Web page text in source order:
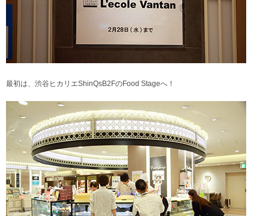
最初は、渋谷ヒカリエShinQsB2FのFood Stageへ！